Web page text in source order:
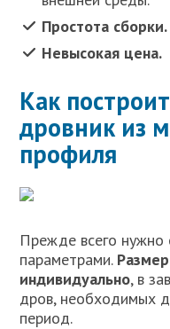
Простота сборки.
Невысокая цена.
Как
дровник из
профиля
Прежде всего нужно
параметрами.
индивидуально, в
дров, необходимых
период.